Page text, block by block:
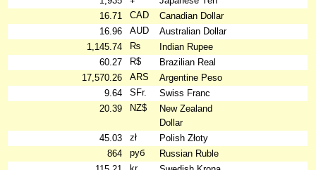
16.71
CAD
Canadian Dollar
16.96
AUD
Australian Dollar
1,145.74
₨
Indian Rupee
60.27
R$
Brazilian Real
17,570.26
ARS
Argentine Peso
9.64
SFr.
Swiss Franc
20.39
NZ$
New Zealand
Dollar
45.03
zł
Polish Złoty
864
руб
Russian Ruble